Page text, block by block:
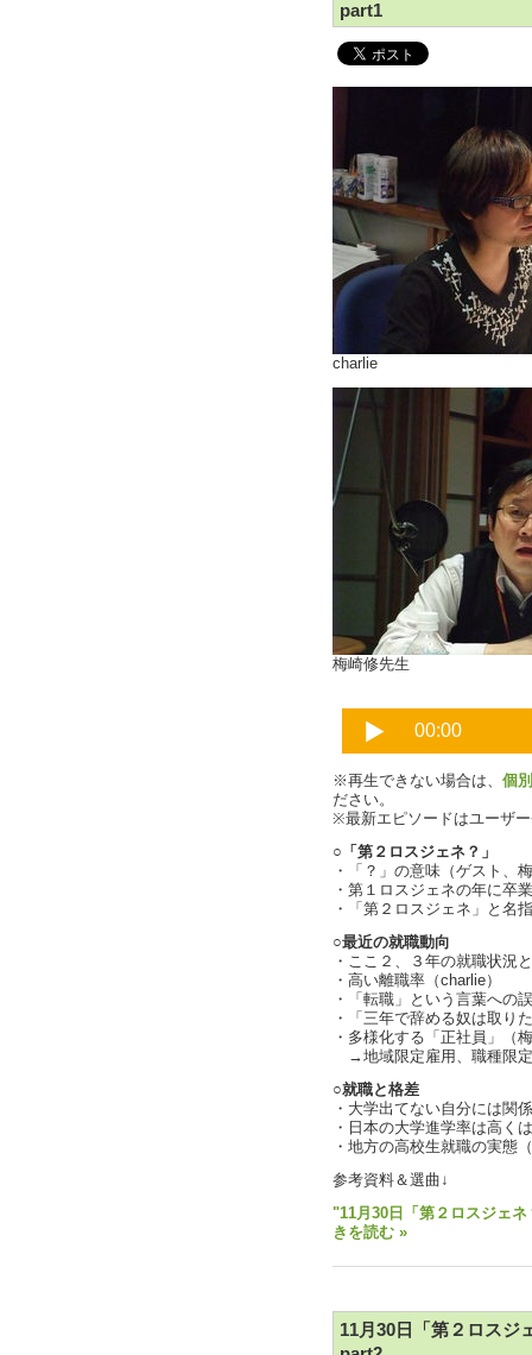
part1
charlie
梅崎修先生
※再生できない場合は、 個
ださい。
※最新エピソードはユーザ
○「第２ロスジェネ？」
・「？」の意味（ゲスト、
・第１ロスジェネの年に卒
・「第２ロスジェネ」と名
○最近の就職動向
・ここ２、３年の就職状況
・高い離職率（charlie）
・「転職」という言葉への
・「三年で辞める奴は取り
・多様化する「正社員」（
→地域限定雇用、職種限
○就職と格差
・大学出てない自分には関
・日本の大学進学率は高く
・地方の高校生就職の実態
参考資料＆選曲↓
"11月30日「第２ロスジェ
きを読む »
11月30日「第２ロスジ